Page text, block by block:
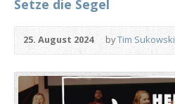
Setze die Segel
25. August 2024 byTim Sukowski